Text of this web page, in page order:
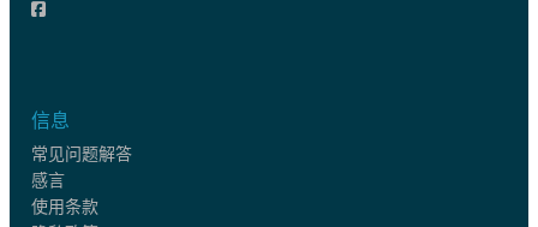
信息
常见问题解答
感言
使用条款